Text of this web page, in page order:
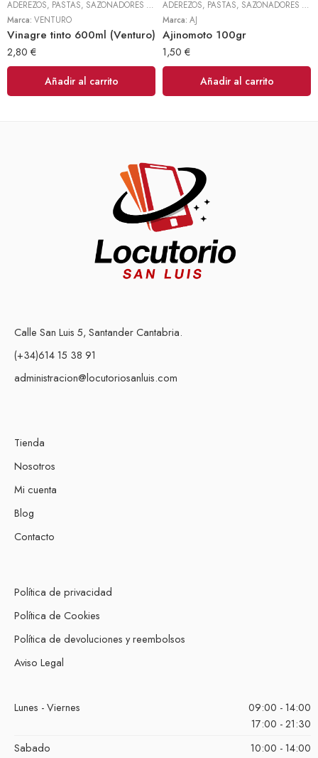
ADEREZOS, PASTAS, SAZONADORES Y CONDIMENTOS ,TODOS
Marca: VENTURO
Vinagre tinto 600ml (Venturo)
2,80 €
Añadir al carrito
ADEREZOS, PASTAS, SAZONADORES Y CONDIMENTOS
Marca: AJ
Ajinomoto 100gr
1,50 €
Añadir al carrito
Calle San Luis 5, Santander Cantabria.
(+34)614 15 38 91
administracion@locutoriosanluis.com
Tienda
Nosotros
Mi cuenta
Blog
Contacto
Política de privacidad
Política de Cookies
Política de devoluciones y reembolsos
Aviso Legal
Lunes - Viernes
09:00 - 14:00
17:00 - 21:30
Sabado
10:00 - 14:00